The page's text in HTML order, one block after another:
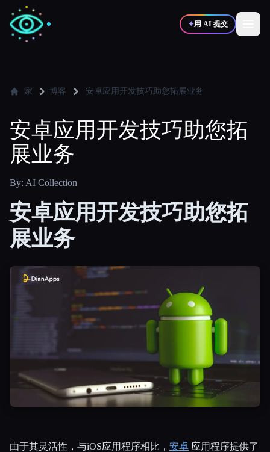
✦用 AI 提交
✍️ 写作者 🎨设计师
💻 开发者 📈 营销
博客
所有分类
关于
家 博客 安卓应用开发技巧助您拓展业务
安卓应用开发技巧助您拓
展业务
By: AI Collection
安卓应用开发技巧助您拓
展业务
由于其灵活性，与iOS应用程序相比， 安卓 应用程序提供了